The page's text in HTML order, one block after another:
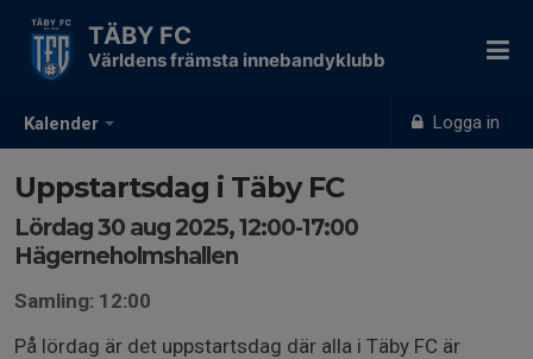
Kalender Logga in
TÄBY FC
Världens främsta innebandyklubb
Uppstartsdag i Täby FC
Lördag 30 aug 2025, 12:00-17:00
Hägerneholmshallen
Samling: 12:00
På lördag är det uppstartsdag där alla i Täby FC är